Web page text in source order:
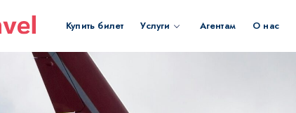
Купить билет Услуги Агентам О нас